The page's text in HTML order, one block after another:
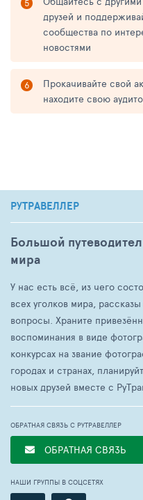
друзей и
сообщества по
новостями
Прокачивайте свой
находите свою
РУТРАВЕЛЛЕР
Большой
мира
У нас есть всё, из чего
всех уголков мира,
вопросы. Храните
воспоминания в виде
конкурсах на звание
городах и странах,
новых друзей вместе с
ОБРАТНАЯ СВЯЗЬ С РУТРАВЕЛЛЕР
ОБРАТНАЯ СВЯЗЬ
НАШИ ГРУППЫ В СОЦСЕТЯХ